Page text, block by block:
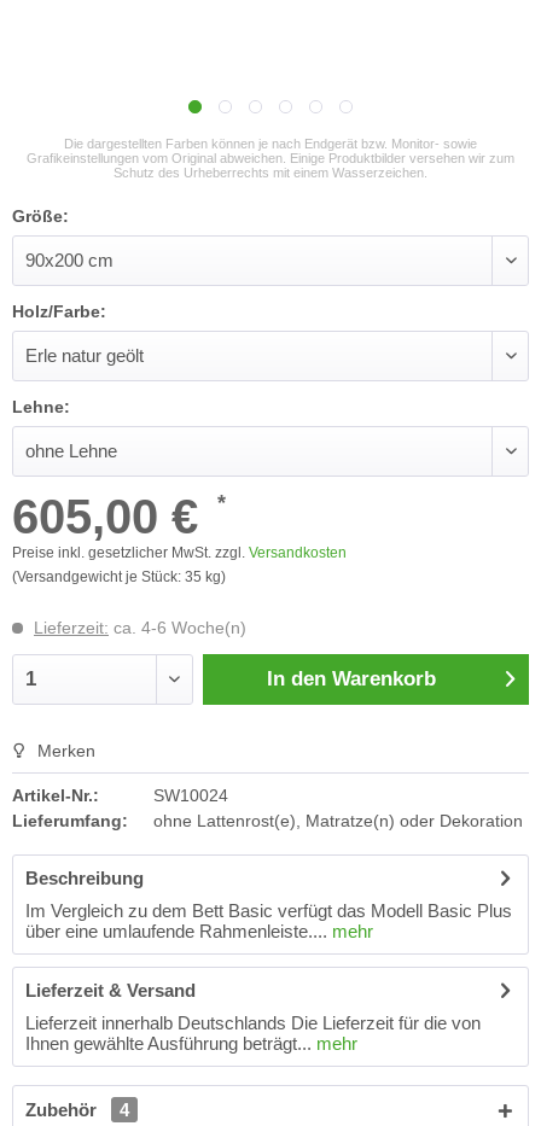
Die dargestellten Farben können je nach Endgerät bzw. Monitor- sowie
Grafikeinstellungen vom Original abweichen. Einige Produktbilder versehen wir zum
Schutz des Urheberrechts mit einem Wasserzeichen.
Größe:
Holz/Farbe:
Lehne:
605,00 € *
Preise inkl. gesetzlicher MwSt. zzgl. Versandkosten
(Versandgewicht je Stück: 35 kg)
Lieferzeit: ca. 4-6 Woche(n)
In den Warenkorb
Merken
Artikel-Nr.:
SW10024
Lieferumfang:
ohne Lattenrost(e), Matratze(n) oder Dekoration
Beschreibung
Im Vergleich zu dem Bett Basic verfügt das Modell Basic Plus
über eine umlaufende Rahmenleiste.... mehr
Lieferzeit & Versand
Lieferzeit innerhalb Deutschlands Die Lieferzeit für die von
Ihnen gewählte Ausführung beträgt... mehr
Zubehör 4